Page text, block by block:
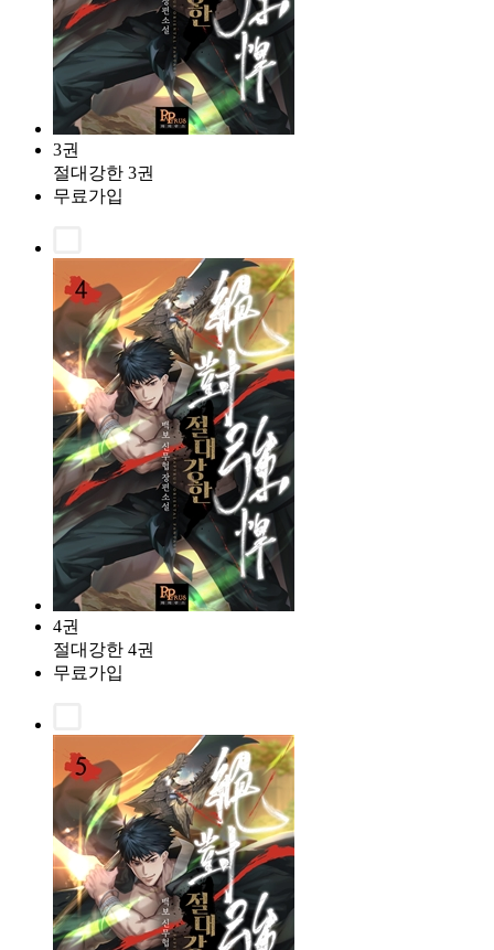
3권
절대강한 3권
무료가입
4권
절대강한 4권
무료가입